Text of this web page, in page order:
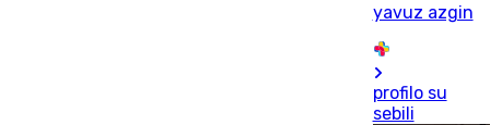
yavuz azgin
profilo su
sebili